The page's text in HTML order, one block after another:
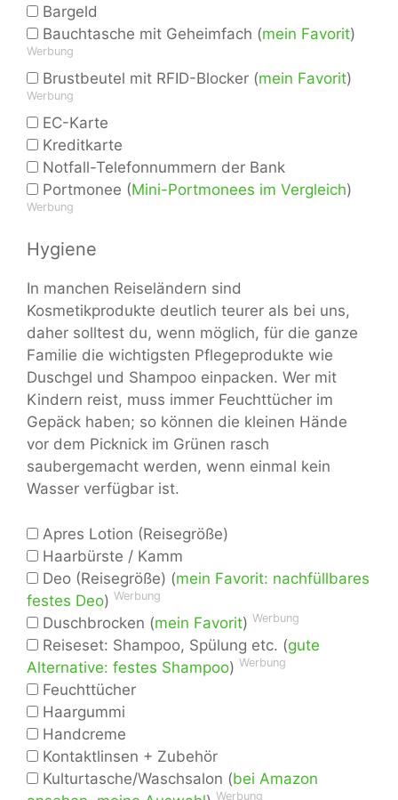
Bargeld
Bauchtasche mit Geheimfach (mein Favorit)
Werbung
Brustbeutel mit RFID-Blocker (mein Favorit)
Werbung
EC-Karte
Kreditkarte
Notfall-Telefonnummern der Bank
Portmonee (Mini-Portmonees im Vergleich)
Werbung
Hygiene
In manchen Reiseländern sind
Kosmetikprodukte deutlich teurer als bei uns,
daher solltest du, wenn möglich, für die ganze
Familie die wichtigsten Pflegeprodukte wie
Duschgel und Shampoo einpacken. Wer mit
Kindern reist, muss immer Feuchttücher im
Gepäck haben; so können die kleinen Hände
vor dem Picknick im Grünen rasch
saubergemacht werden, wenn einmal kein
Wasser verfügbar ist.
Apres Lotion (Reisegröße)
Haarbürste / Kamm
Deo (Reisegröße) (mein Favorit: nachfüllbares
festes Deo) Werbung
Duschbrocken (mein Favorit) Werbung
Reiseset: Shampoo, Spülung etc. (gute
Alternative: festes Shampoo) Werbung
Feuchttücher
Haargummi
Handcreme
Kontaktlinsen + Zubehör
Kulturtasche/Waschsalon (bei Amazon
Werbung